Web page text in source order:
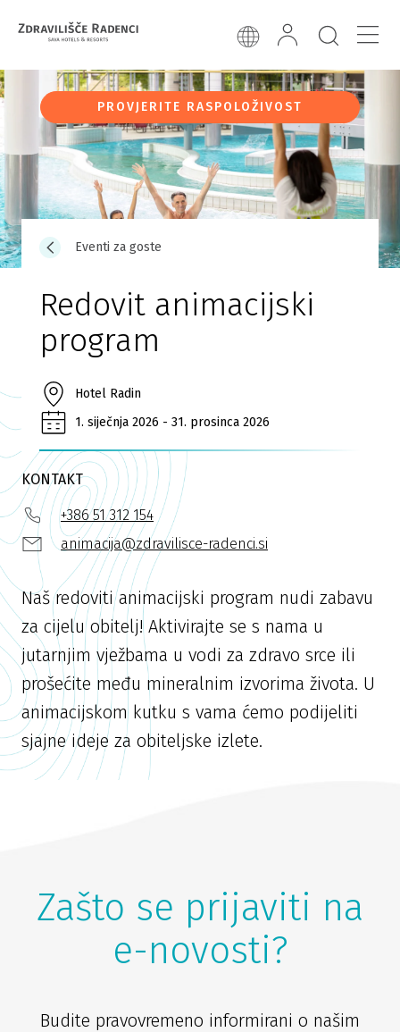
PROVJERITE RASPOLOŽIVOST
Eventi za goste
Redovit animacijski
program
Hotel Radin
1. siječnja 2026 - 31. prosinca 2026
KONTAKT
+386 51 312 154
animacija@zdravilisce-radenci.si
Naš redoviti animacijski program nudi zabavu
za cijelu obitelj! Aktivirajte se s nama u
jutarnjim vježbama u vodi za zdravo srce ili
prošećite među mineralnim izvorima života. U
animacijskom kutku s vama ćemo podijeliti
sjajne ideje za obiteljske izlete.
Zašto se prijaviti na
e-novosti?
Budite pravovremeno informirani o našim